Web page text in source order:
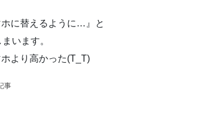
に替えるように…』と
います。
より高かった(T_T)
事